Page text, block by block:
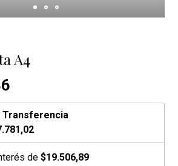
A4
Transferencia
de$19.506,89